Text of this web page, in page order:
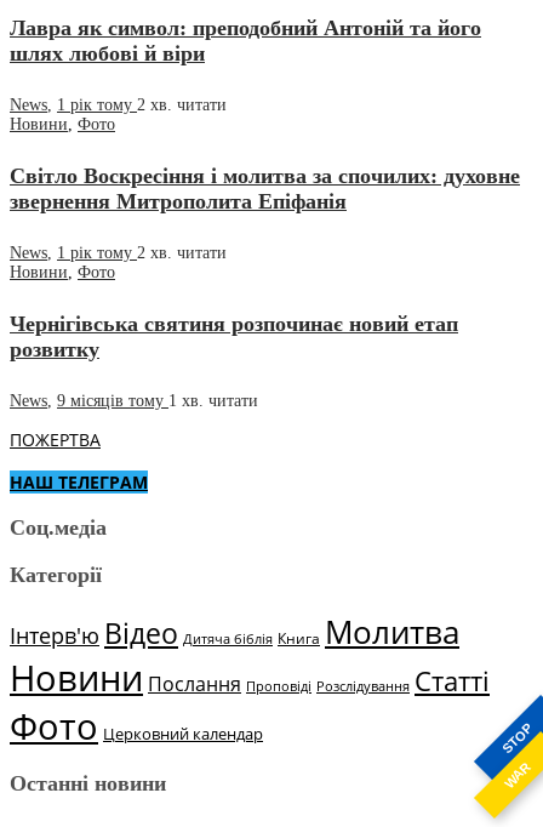
STOP
WAR
Лавра як символ: преподобний Антоній та його
шлях любові й віри
News 1 рік тому 2 хв. читати
Новини Фото
Світло Воскресіння і молитва за спочилих: духовне
звернення Митрополита Епіфанія
News 1 рік тому 2 хв. читати
Новини Фото
Чернігівська святиня розпочинає новий етап
розвитку
News 9 місяців тому 1 хв. читати
ПОЖЕРТВА
НАШ ТЕЛЕГРАМ
Соц.медіа
Категорії
Інтерв'ю Відео Дитяча біблія Книга Молитва
Новини Послання Проповіді Розслідування Статті
Фото Церковний календар
Останні новини